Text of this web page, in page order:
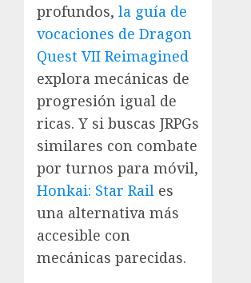
profundos, la guía de
vocaciones de Dragon
Quest VII Reimagined
explora mecánicas de
progresión igual de
ricas. Y si buscas JRPGs
similares con combate
por turnos para móvil,
Honkai: Star Rail es
una alternativa más
accesible con
mecánicas parecidas.